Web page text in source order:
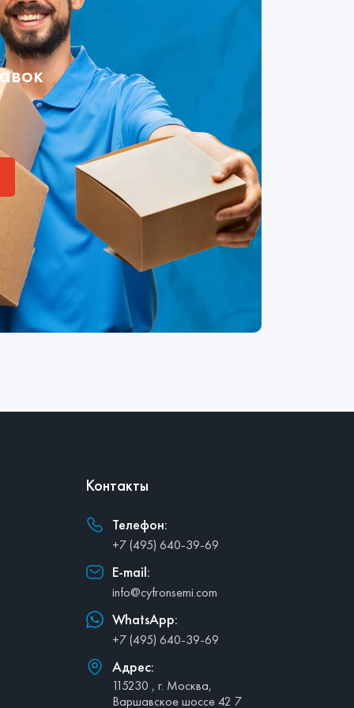
Контакты
Телефон:
+7 (495) 640-39-69
E-mail:
info@cyfronsemi.com
WhatsApp:
+7 (495) 640-39-69
Адрес:
115230 , г. Москва,
Варшавское шоссе 42 7